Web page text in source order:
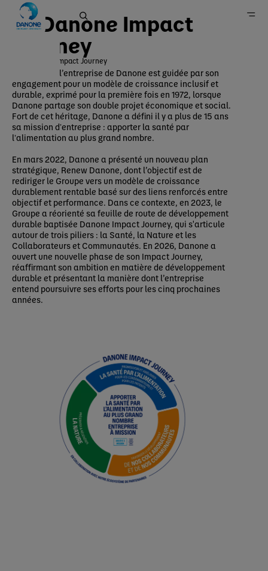
Engagements
Notre approche
Danone Impact Journey
Le Danone Impact
Journey
La vision de l’entreprise de Danone est guidée par son
engagement pour un modèle de croissance inclusif et
durable, exprimé pour la première fois en 1972, lorsque
Danone partage son double projet économique et social.
Fort de cet héritage, Danone a défini il y a plus de 15 ans
sa mission dʼentreprise : apporter la santé par
lʼalimentation au plus grand nombre.
En mars 2022, Danone a présenté un nouveau plan
stratégique, Renew Danone, dont l’objectif est de
rediriger le Groupe vers un modèle de croissance
durablement rentable basé sur des liens renforcés entre
objectif et performance. Dans ce contexte, en 2023, le
Groupe a réorienté sa feuille de route de développement
durable baptisée Danone Impact Journey, qui s'articule
autour de trois piliers : la Santé, la Nature et les
Collaborateurs et Communautés. En 2026, Danone a
ouvert une nouvelle phase de son Impact Journey,
réaffirmant son ambition en matière de développement
durable et présentant la manière dont l’entreprise
entend poursuivre ses efforts pour les cinq prochaines
années.